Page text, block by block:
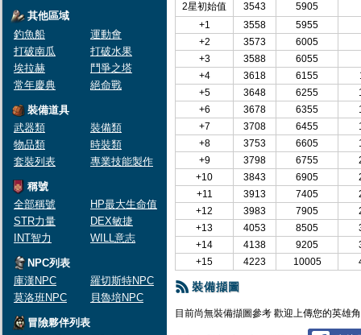
其他區域
釣魚船
運動會
打破南瓜
打破水果
埃拉赫
鬥爭之塔
常年慶典
絕命戰
裝備道具
武器類
裝備類
物品類
時裝類
套裝列表
專業技能製作
稱號
全部稱號
HP最大生命值
STR力量
DEX敏捷
INT智力
WILL意志
NPC列表
庫漢NPC
羅切斯特NPC
莫洛班NPC
貝魯培NPC
冒險夥伴列表
2星初始值
3543
5905
+1
3558
5955
+2
3573
6005
+3
3588
6055
+4
3618 6155
+5
3648 6255
+6
3678 6355
+7
3708 6455
+8
3753 6605
+9
3798 6755
+10
3843 6905
+11
3913 7405
+12
3983 7905
+13
4053 8505
+14
4138 9205
+15
4223 10005
裝備擷圖
目前尚無裝備擷圖參考 歡迎上傳您的英雄